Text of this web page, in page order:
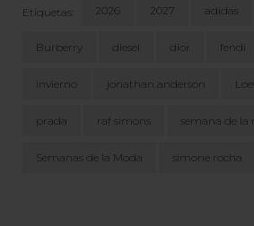
Etiquetas: 2026 2027 adidas
Burberry diesel dior fendi
invierno jonathan anderson
prada raf simons semana de la
Semanas de la Moda simone rocha